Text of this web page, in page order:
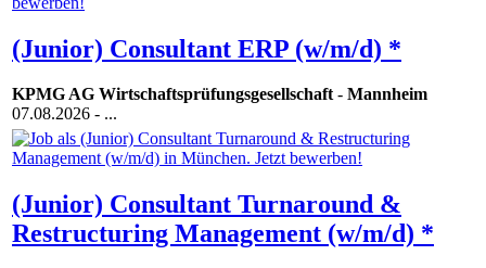
(Junior) Consultant ERP (w/m/d) *
KPMG AG Wirtschaftsprüfungsgesellschaft- Mannheim
07.08.2026 - ...
(Junior) Consultant Turnaround &
Restructuring Management (w/m/d) *